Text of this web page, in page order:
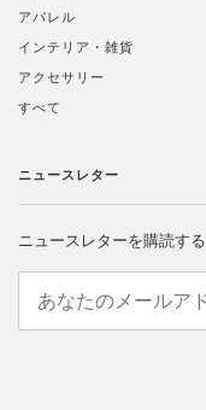
アパレル
インテリア・雑貨
アクセサリー
すべて
ニュースレター
ニュースレターを購読する